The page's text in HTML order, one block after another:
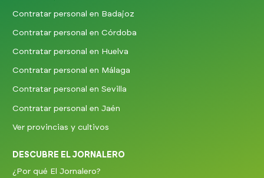
Contratar personal en Badajoz
Contratar personal en Córdoba
Contratar personal en Huelva
Contratar personal en Málaga
Contratar personal en Sevilla
Contratar personal en Jaén
Ver provincias y cultivos
DESCUBRE EL JORNALERO
¿Por qué El Jornalero?